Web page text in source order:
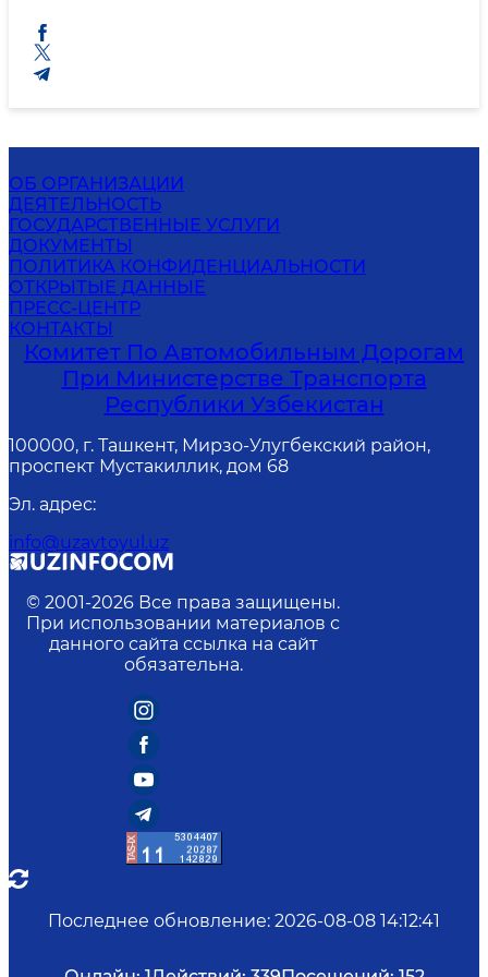
ОБ ОРГАНИЗАЦИИ
ДЕЯТЕЛЬНОСТЬ
ГОСУДАРСТВЕННЫЕ УСЛУГИ
ДОКУМЕНТЫ
ПОЛИТИКА КОНФИДЕНЦИАЛЬНОСТИ
ОТКРЫТЫЕ ДАННЫЕ
ПРЕСС-ЦЕНТР
КОНТАКТЫ
Комитет По Автомобильным Дорогам
При Министерстве Транспорта
Республики Узбекистан
100000, г. Ташкент, Мирзо-Улугбекский район,
проспект Мустакиллик, дом 68
Эл. адрес:
info@uzavtoyul.uz
© 2001-2026 Все права защищены.
При использовании материалов с
данного сайта ссылка на сайт
обязательна.
Последнее обновление: 2026-08-08 14:12:41